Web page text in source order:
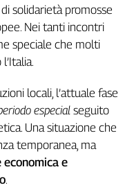
solidarietà promosse
Nei tanti incontri
speciale che molti
locali, l’attuale fase
especialseguito
Una situazione che
temporanea, ma
economica e
.